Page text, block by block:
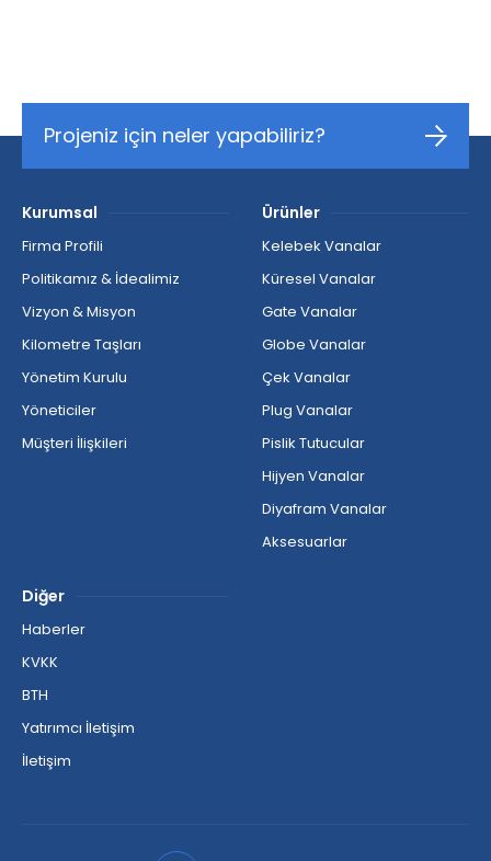
Projeniz için neler yapabiliriz?
Kurumsal
Firma Profili
Politikamız & İdealimiz
Vizyon & Misyon
Kilometre Taşları
Yönetim Kurulu
Yöneticiler
Müşteri İlişkileri
Ürünler
Kelebek Vanalar
Küresel Vanalar
Gate Vanalar
Globe Vanalar
Çek Vanalar
Plug Vanalar
Pislik Tutucular
Hijyen Vanalar
Diyafram Vanalar
Aksesuarlar
Diğer
Haberler
KVKK
BTH
Yatırımcı İletişim
İletişim